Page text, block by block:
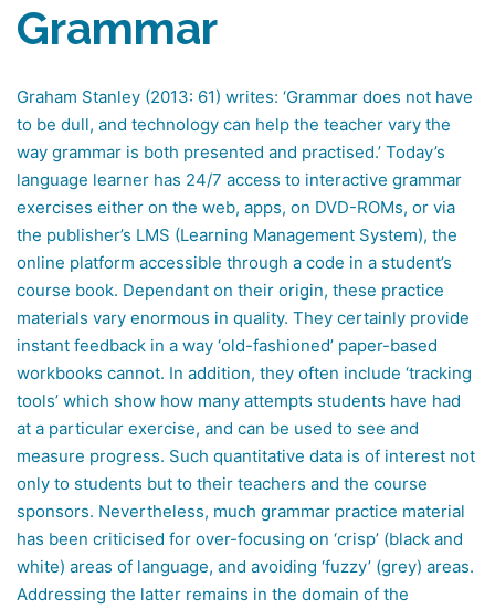
Grammar
Graham Stanley (2013: 61) writes: ‘Grammar does not have
to be dull, and technology can help the teacher vary the
way grammar is both presented and practised.’ Today’s
language learner has 24/7 access to interactive grammar
exercises either on the web, apps, on DVD-ROMs, or via
the publisher’s LMS (Learning Management System), the
online platform accessible through a code in a student’s
course book. Dependant on their origin, these practice
materials vary enormous in quality. They certainly provide
instant feedback in a way ‘old-fashioned’ paper-based
workbooks cannot. In addition, they often include ‘tracking
tools’ which show how many attempts students have had
at a particular exercise, and can be used to see and
measure progress. Such quantitative data is of interest not
only to students but to their teachers and the course
sponsors. Nevertheless, much grammar practice material
has been criticised for over-focusing on ‘crisp’ (black and
white) areas of language, and avoiding ‘fuzzy’ (grey) areas.
Addressing the latter remains in the domain of the